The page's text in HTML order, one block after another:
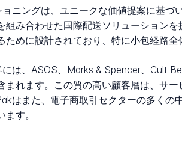
ニングは、ユニークな価値提案に基
組み合わせた国際配送ソリューション
ために設計されており、特に小包経路
は、ASOS、Marks & Spencer、Cult
まれます。この質の高い顧客層は、サ
はまた、電子商取引セクターの多く
す。